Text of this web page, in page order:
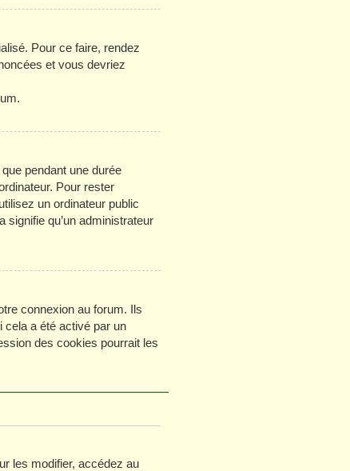
Pour ce faire, rendez
et vous devriez
pendant une durée
Pour rester
un ordinateur public
qu’un administrateur
connexion au forum. Ils
cela a été activé par un
des cookies pourrait les
les modifier, accédez au